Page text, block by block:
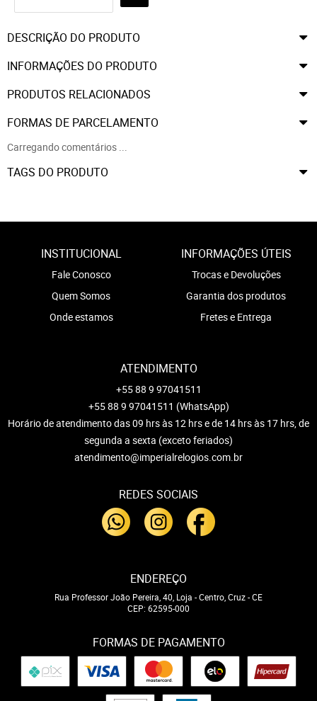
DESCRIÇÃO DO PRODUTO
INFORMAÇÕES DO PRODUTO
PRODUTOS RELACIONADOS
FORMAS DE PARCELAMENTO
Carregando comentários ...
TAGS DO PRODUTO
INSTITUCIONAL
Fale Conosco
Quem Somos
Onde estamos
INFORMAÇÕES ÚTEIS
Trocas e Devoluções
Garantia dos produtos
Fretes e Entrega
ATENDIMENTO
+55 88 9 97041511
+55 88 9 97041511 (WhatsApp)
Horário de atendimento das 09 hrs às 12 hrs e de 14 hrs às 17 hrs, de
segunda a sexta (exceto feriados)
atendimento@imperialrelogios.com.br
REDES SOCIAIS
ENDEREÇO
Rua Professor João Pereira, 40, Loja -Centro, Cruz-CE
CEP: 62595-000
FORMAS DE PAGAMENTO